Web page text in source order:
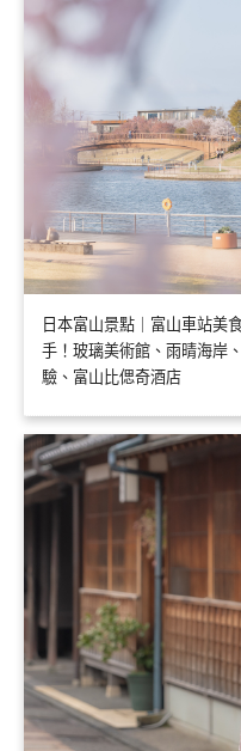
日本富山景點｜富山車站美
手！玻璃美術館、雨晴海岸
驗、富山比偲奇酒店